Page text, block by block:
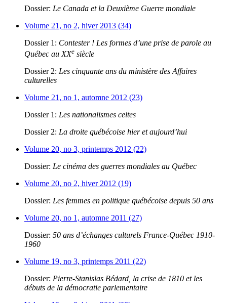
Dossier: Le Canada et la Deuxième Guerre mondiale
Volume 21, no 2, hiver 2013 (34)
Dossier 1: Contester ! Les formes d’une prise de parole au
Québec au XXe siècle
Dossier 2: Les cinquante ans du ministère des Affaires
culturelles
Volume 21, no 1, automne 2012 (23)
Dossier 1: Les nationalismes celtes
Dossier 2: La droite québécoise hier et aujourd’hui
Volume 20, no 3, printemps 2012 (22)
Dossier: Le cinéma des guerres mondiales au Québec
Volume 20, no 2, hiver 2012 (19)
Dossier: Les femmes en politique québécoise depuis 50 ans
Volume 20, no 1, automne 2011 (27)
Dossier: 50 ans d’échanges culturels France-Québec 1910-
1960
Volume 19, no 3, printemps 2011 (22)
Dossier: Pierre-Stanislas Bédard, la crise de 1810 et les
débuts de la démocratie parlementaire